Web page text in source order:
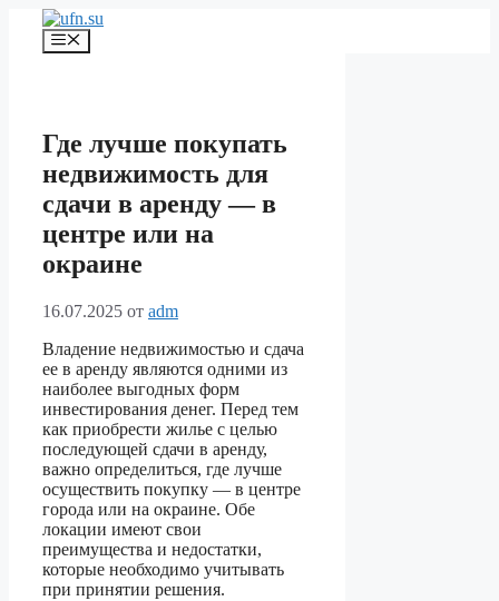
Перейти
содержимому
Меню
Где лучше покупать
недвижимость для
сдачи в аренду — в
центре или на
окраине
16.07.2025 от adm
Владение недвижимостью и сдача
ее в аренду являются одними из
наиболее выгодных форм
инвестирования денег. Перед тем
как приобрести жилье с целью
последующей сдачи в аренду,
важно определиться, где лучше
осуществить покупку — в центре
города или на окраине. Обе
локации имеют свои
преимущества и недостатки,
которые необходимо учитывать
при принятии решения.